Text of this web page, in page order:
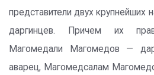
представители двух крупнейших
даргинцев. Причем их
Магомедали Магомедов —
аварец, Магомедсалам